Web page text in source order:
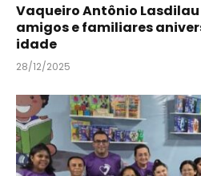
Vaqueiro Antônio
amigos e familiares
idade
28/12/2025